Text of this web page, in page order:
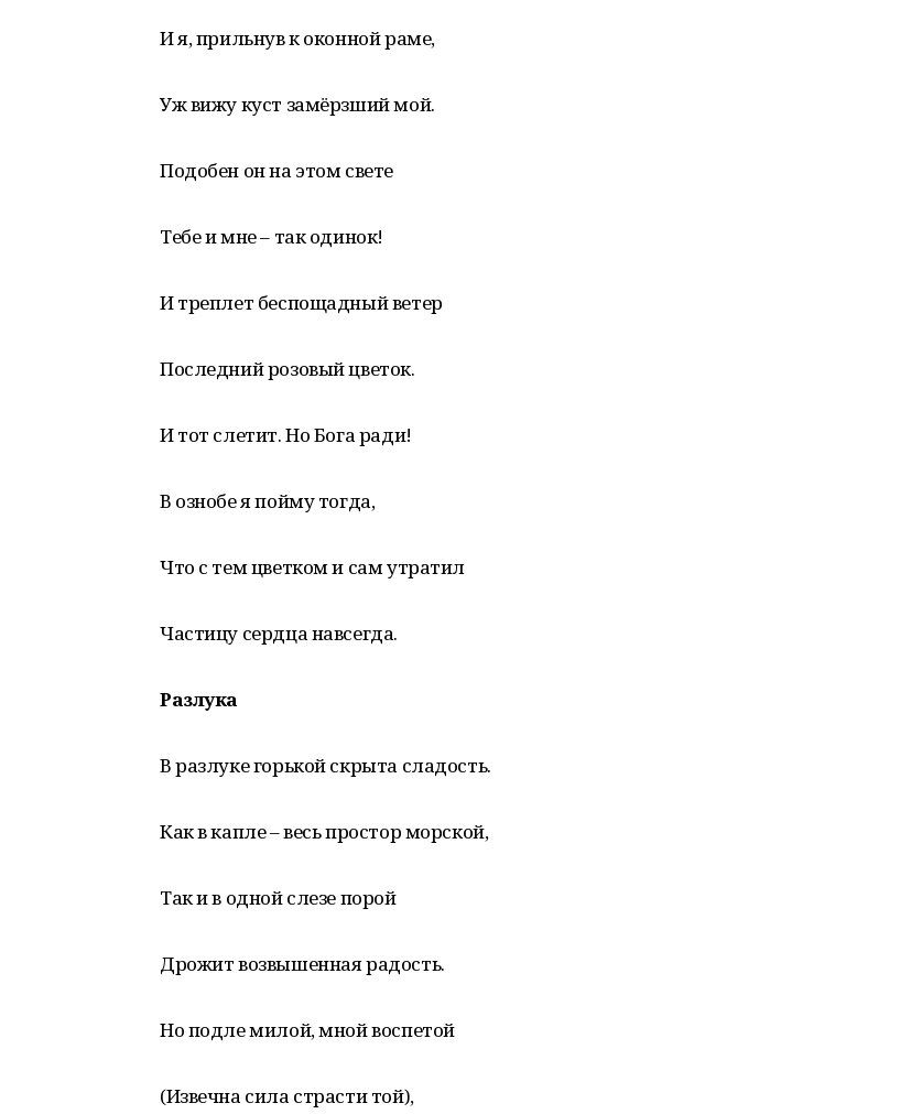
И я, прильнув к оконной раме,
Уж вижу куст замёрзший мой.
Подобен он на этом свете
Тебе и мне – так одинок!
И треплет беспощадный ветер
Последний розовый цветок.
И тот слетит. Но Бога ради!
В ознобе я пойму тогда,
Что с тем цветком и сам утратил
Частицу сердца навсегда.
Разлука
В разлуке горькой скрыта сладость.
Как в капле – весь простор морской,
Так и в одной слезе порой
Дрожит возвышенная радость.
Но подле милой, мной воспетой
(Извечна сила страсти той),